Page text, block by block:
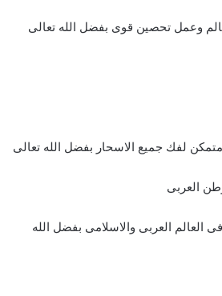
وعمل تحصين قوى بفضل الله تعالى
لفك جميع الاسحار بفضل الله تعالى
العربى
العالم العربى والاسلامى بفضل الله